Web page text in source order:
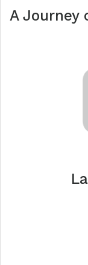
A Journey